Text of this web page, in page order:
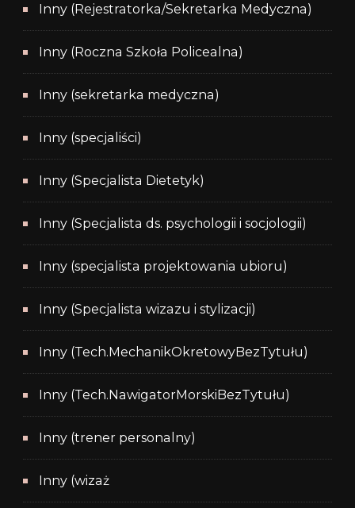
Inny (Rejestratorka/Sekretarka Medyczna)
Inny (Roczna Szkoła Policealna)
Inny (sekretarka medyczna)
Inny (specjaliści)
Inny (Specjalista Dietetyk)
Inny (Specjalista ds. psychologii i socjologii)
Inny (specjalista projektowania ubioru)
Inny (Specjalista wizazu i stylizacji)
Inny (Tech.MechanikOkretowyBezTytułu)
Inny (Tech.NawigatorMorskiBezTytułu)
Inny (trener personalny)
Inny (wizaż